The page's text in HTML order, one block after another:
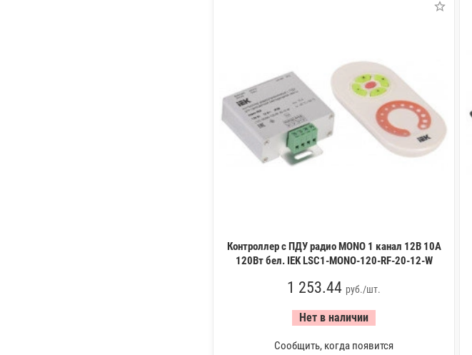
Контроллер с ПДУ радио MONO 1 канал 12В 10А
120Вт бел. IEK LSC1-MONO-120-RF-20-12-W
1 253.44 руб./шт.
Нет в наличии
Сообщить, когда появится